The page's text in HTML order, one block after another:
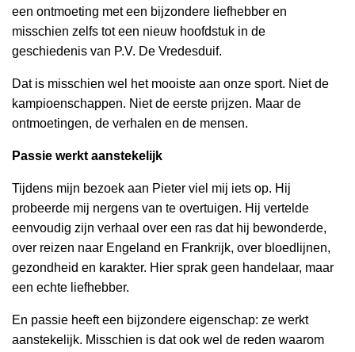
een ontmoeting met een bijzondere liefhebber en
misschien zelfs tot een nieuw hoofdstuk in de
geschiedenis van P.V. De Vredesduif.
Dat is misschien wel het mooiste aan onze sport. Niet de
kampioenschappen. Niet de eerste prijzen. Maar de
ontmoetingen, de verhalen en de mensen.
Passie werkt aanstekelijk
Tijdens mijn bezoek aan Pieter viel mij iets op. Hij
probeerde mij nergens van te overtuigen. Hij vertelde
eenvoudig zijn verhaal over een ras dat hij bewonderde,
over reizen naar Engeland en Frankrijk, over bloedlijnen,
gezondheid en karakter. Hier sprak geen handelaar, maar
een echte liefhebber.
En passie heeft een bijzondere eigenschap: ze werkt
aanstekelijk. Misschien is dat ook wel de reden waarom